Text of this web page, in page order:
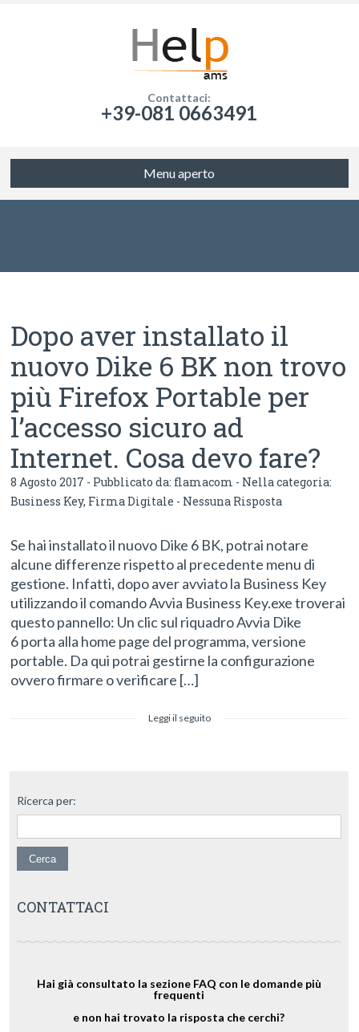
Contattaci:
+39-081 0663491
Menu aperto
Dopo aver installato il
nuovo Dike 6 BK non trovo
più Firefox Portable per
l’accesso sicuro ad
Internet. Cosa devo fare?
8 Agosto 2017 - Pubblicato da: flamacom - Nella categoria:
Business Key, Firma Digitale - Nessuna Risposta
Se hai installato il nuovo Dike 6 BK, potrai notare
alcune differenze rispetto al precedente menu di
gestione. Infatti, dopo aver avviato la Business Key
utilizzando il comando Avvia Business Key.exe troverai
questo pannello: Un clic sul riquadro Avvia Dike
6 porta alla home page del programma, versione
portable. Da qui potrai gestirne la configurazione
ovvero firmare o verificare […]
Leggi il seguito
Ricerca per:
CONTATTACI
Hai già consultato la sezione FAQ con le domande più
frequenti
e non hai trovato la risposta che cerchi?